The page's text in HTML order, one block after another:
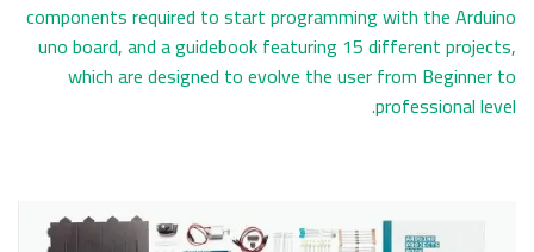
components required to start programming with the Arduino
uno board, and a guidebook featuring 15 different projects,
which are designed to evolve the user from Beginner to
professional level.